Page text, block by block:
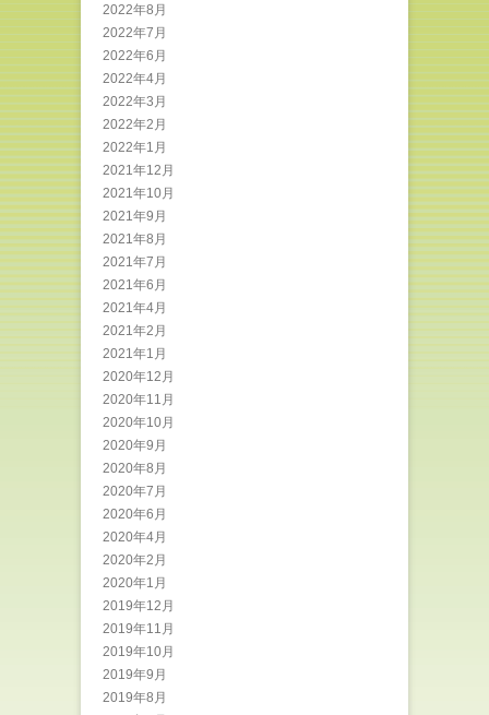
2022年8月
2022年7月
2022年6月
2022年4月
2022年3月
2022年2月
2022年1月
2021年12月
2021年10月
2021年9月
2021年8月
2021年7月
2021年6月
2021年4月
2021年2月
2021年1月
2020年12月
2020年11月
2020年10月
2020年9月
2020年8月
2020年7月
2020年6月
2020年4月
2020年2月
2020年1月
2019年12月
2019年11月
2019年10月
2019年9月
2019年8月